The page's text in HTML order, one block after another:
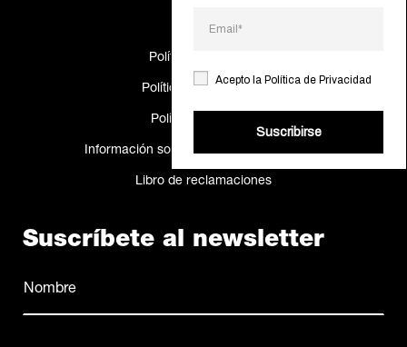
Política de Cookies
Política de privacidad
Política de calidad
Información sobre resolución de disputas
Libro de reclamaciones
Suscríbete al newsletter
Acepto la Política de Privacidad
Suscribirse